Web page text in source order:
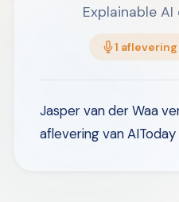
Explainable
1 aflevering
Jasper van der Waa
aflevering van AIToday